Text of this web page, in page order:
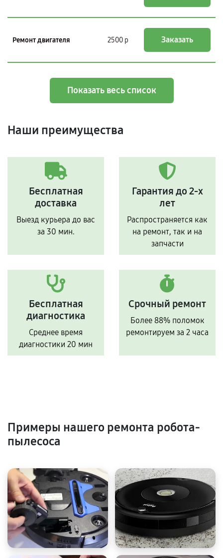
Ремонт двигателя 2500 р Заказать
Показать весь список
Наши преимущества
Бесплатная
доставка
Выезд курьера до вас
за 30 мин.
Гарантия до 2-х
лет
Распространяется как
на ремонт, так и на
запчасти
Бесплатная
диагностика
Среднее время
диагностики 20 мин
Срочный ремонт
Более 88% поломок
ремонтируем за 2 часа
Примеры нашего ремонта робота-
пылесоса